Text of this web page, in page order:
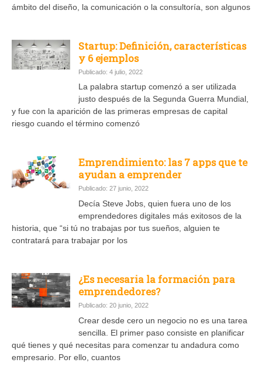
ámbito del diseño, la comunicación o la consultoría, son algunos
Startup: Definición, características
y 6 ejemplos
Publicado: 4 julio, 2022
La palabra startup comenzó a ser utilizada
justo después de la Segunda Guerra Mundial,
y fue con la aparición de las primeras empresas de capital
riesgo cuando el término comenzó
Emprendimiento: las 7 apps que te
ayudan a emprender
Publicado: 27 junio, 2022
Decía Steve Jobs, quien fuera uno de los
emprendedores digitales más exitosos de la
historia, que “si tú no trabajas por tus sueños, alguien te
contratará para trabajar por los
¿Es necesaria la formación para
emprendedores?
Publicado: 20 junio, 2022
Crear desde cero un negocio no es una tarea
sencilla. El primer paso consiste en planificar
qué tienes y qué necesitas para comenzar tu andadura como
empresario. Por ello, cuantos